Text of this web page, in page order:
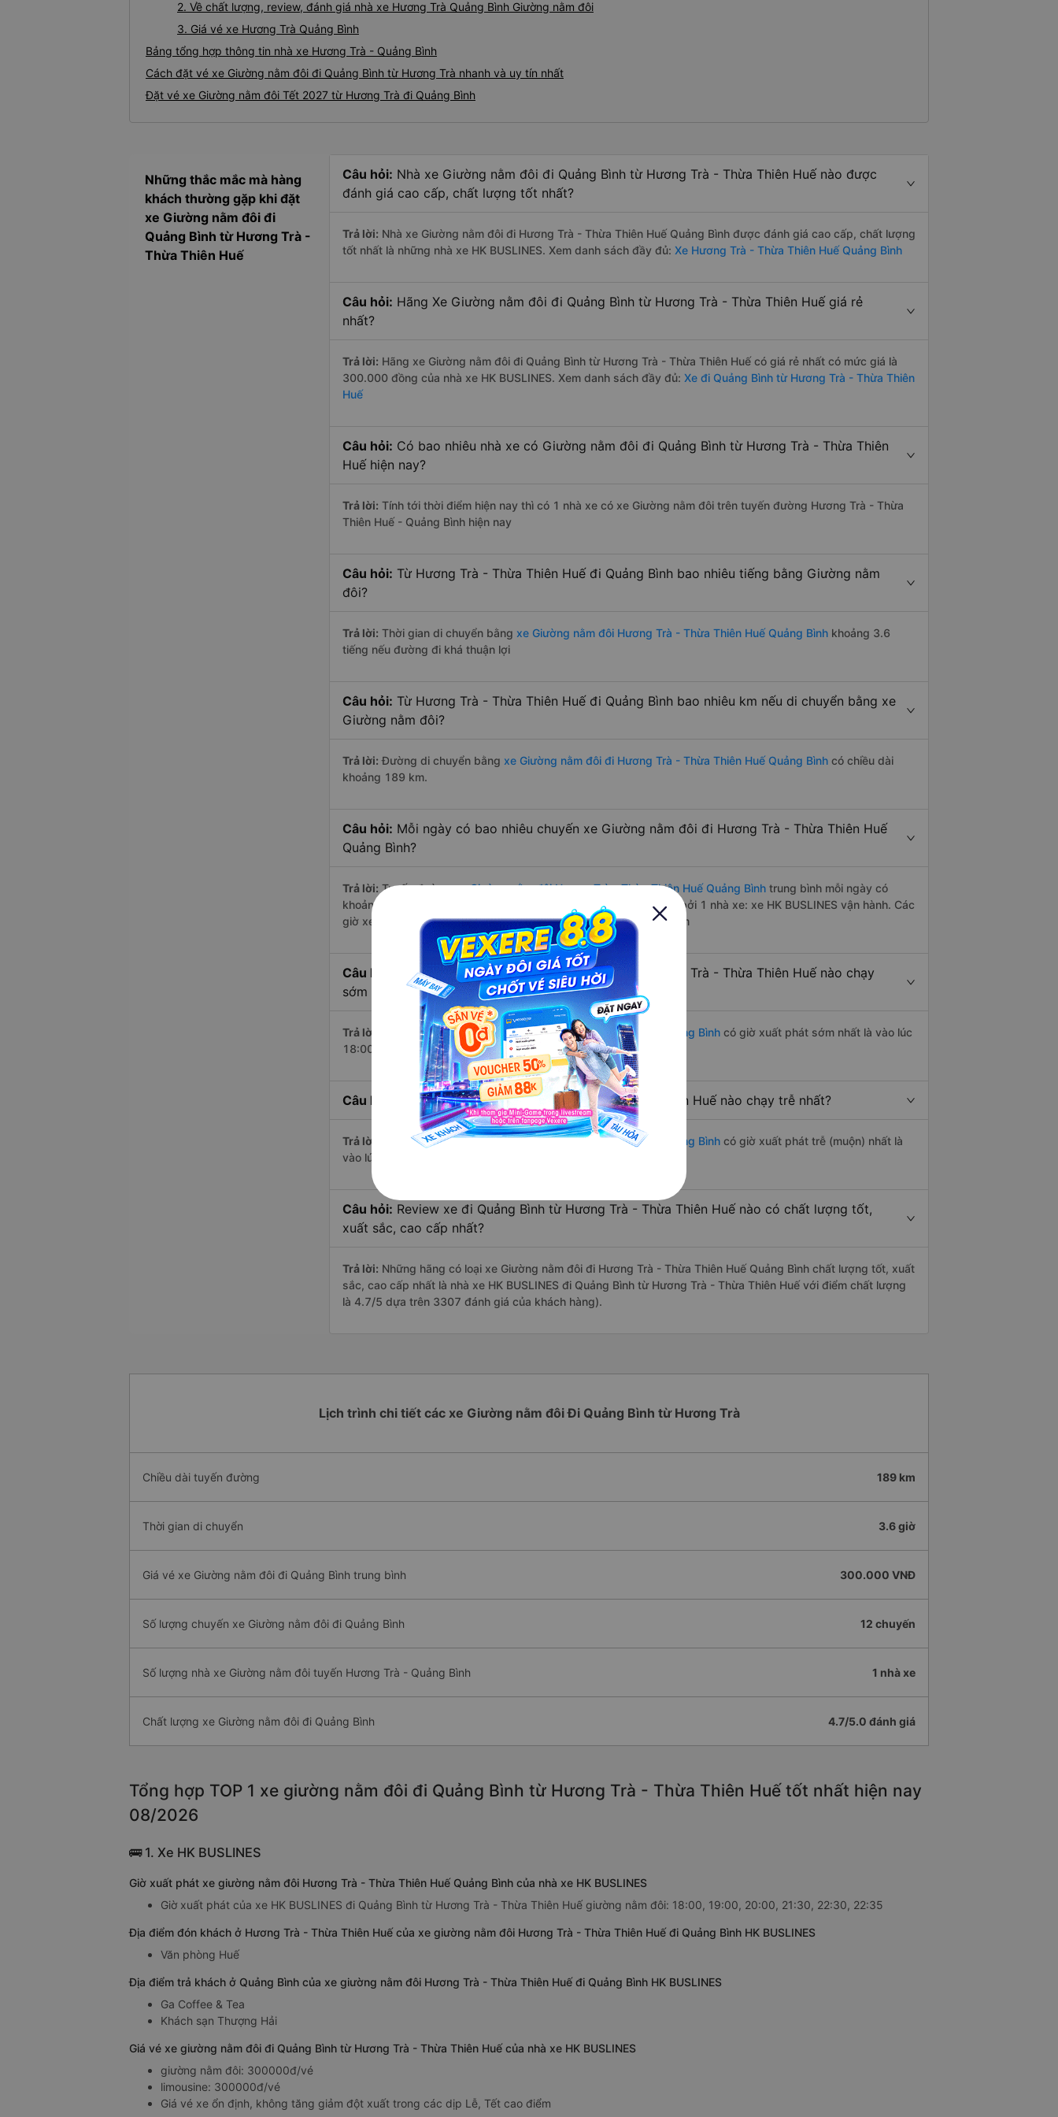
ký. Nhân viên chuyên nghiệp, Nhiệt tình, mình đánh giá 4,5
2. Về chất lượng, review, đánh giá nhà xe Hương Trà Quảng Bình Giường nằm đôi
3. Giá vé xe Hương Trà Quảng Bình
Bảng tổng hợp thông tin nhà xe Hương Trà - Quảng Bình
Cách đặt vé xe Giường nằm đôi đi Quảng Bình từ Hương Trà nhanh và uy tín nhất
Đặt vé xe Giường nằm đôi Tết 2027 từ Hương Trà đi Quảng Bình
Những thắc mắc mà hàng
khách thường gặp khi đặt
xe Giường nằm đôi đi
Quảng Bình từ Hương Trà -
Thừa Thiên Huế
Câu hỏi: Nhà xe Giường nằm đôi đi Quảng Bình từ Hương Trà - Thừa Thiên Huế nào được
đánh giá cao cấp, chất lượng tốt nhất?
Trả lời: Nhà xe Giường nằm đôi đi Hương Trà - Thừa Thiên Huế Quảng Bình được đánh giá cao cấp, chất lượng
tốt nhất là những nhà xe HK BUSLINES. Xem danh sách đầy đủ: Xe Hương Trà - Thừa Thiên Huế Quảng Bình
Câu hỏi: Hãng Xe Giường nằm đôi đi Quảng Bình từ Hương Trà - Thừa Thiên Huế giá rẻ
nhất?
Trả lời: Hãng xe Giường nằm đôi đi Quảng Bình từ Hương Trà - Thừa Thiên Huế có giá rẻ nhất có mức giá là
300.000 đồng của nhà xe HK BUSLINES. Xem danh sách đầy đủ: Xe đi Quảng Bình từ Hương Trà - Thừa Thiên
Huế
Câu hỏi: Có bao nhiêu nhà xe có Giường nằm đôi đi Quảng Bình từ Hương Trà - Thừa Thiên
Huế hiện nay?
Trả lời: Tính tới thời điểm hiện nay thì có 1 nhà xe có xe Giường nằm đôi trên tuyến đường Hương Trà - Thừa
Thiên Huế - Quảng Bình hiện nay
Câu hỏi: Từ Hương Trà - Thừa Thiên Huế đi Quảng Bình bao nhiêu tiếng bằng Giường nằm
đôi?
Trả lời: Thời gian di chuyển bằng xe Giường nằm đôi Hương Trà - Thừa Thiên Huế Quảng Bình khoảng 3.6
tiếng nếu đường đi khá thuận lợi
Câu hỏi: Từ Hương Trà - Thừa Thiên Huế đi Quảng Bình bao nhiêu km nếu di chuyển bằng xe
Giường nằm đôi?
Trả lời: Đường di chuyển bằng xe Giường nằm đôi đi Hương Trà - Thừa Thiên Huế Quảng Bình có chiều dài
khoảng 189 km.
Câu hỏi: Mỗi ngày có bao nhiêu chuyến xe Giường nằm đôi đi Hương Trà - Thừa Thiên Huế
Quảng Bình?
Trả lời: Tuyến đườngxe Giường nằm đôi Hương Trà - Thừa Thiên Huế Quảng Bình trung bình mỗi ngày có
khoảng 12 chuyến trên
bắt đầu từ 18:00 đến 22:35 bởi 1 nhà xe: xe HK BUSLINES vận hành. Các
giờ xe chạy có đầy đủ cả ban ngày, buổi trưa, buổi chiều, ban đêm
Câu hỏi:
Nhà xe Giường nằm đôi đi Quảng Bình từ Hương Trà - Thừa Thiên Huế nào chạy
sớm nhất?
Trả lời: ChuyếnGiường nằm đôi Hương Trà - Thừa Thiên Huế Quảng Bình có giờ xuất phát sớm nhất là vào lúc
18:00 là của nhà xe HK BUSLINES.
Câu hỏi: Nhà xe đi Quảng Bình từ Hương Trà - Thừa Thiên Huế nào chạy trễ nhất?
Trả lời: ChuyếnGiường nằm đôi Hương Trà - Thừa Thiên Huế Quảng Bình có giờ xuất phát trễ (muộn) nhất là
vào lúc 22:35 là của nhà xe HK BUSLINES.
Câu hỏi: Review xe đi Quảng Bình từ Hương Trà - Thừa Thiên Huế nào có chất lượng tốt,
xuất sắc, cao cấp nhất?
Trả lời: Những hãng có loại xe Giường nằm đôi đi Hương Trà - Thừa Thiên Huế Quảng Bình chất lượng tốt, xuất
sắc, cao cấp nhất là nhà xe HK BUSLINES đi Quảng Bình từ Hương Trà - Thừa Thiên Huế với điểm chất lượng
là 4.7/5 dựa trên 3307 đánh giá của khách hàng).
Lịch trình chi tiết các xe Giường nằm đôi Đi Quảng Bình từ Hương Trà
Chiều dài tuyến đường 189 km
Thời gian di chuyển 3.6 giờ
Giá vé xe Giường nằm đôi đi Quảng Bình trung bình 300.000 VNĐ
Số lượng chuyến xe Giường nằm đôi đi Quảng Bình 12 chuyến
Số lượng nhà xe Giường nằm đôi tuyến Hương Trà - Quảng Bình 1 nhà xe
Chất lượng xe Giường nằm đôi đi Quảng Bình 4.7/5.0 đánh giá
Tổng hợp TOP 1 xe giường nằm đôi đi Quảng Bình từ Hương Trà - Thừa Thiên Huế tốt nhất hiện nay
08/2026
🚌 1. Xe HK BUSLINES
Giờ xuất phát xe giường nằm đôi Hương Trà - Thừa Thiên Huế Quảng Bình của nhà xe HK BUSLINES
Giờ xuất phát của xe HK BUSLINES đi Quảng Bình từ Hương Trà - Thừa Thiên Huế giường nằm đôi: 18:00, 19:00, 20:00, 21:30, 22:30, 22:35
Địa điểm đón khách ở Hương Trà - Thừa Thiên Huế của xe giường nằm đôi Hương Trà - Thừa Thiên Huế đi Quảng Bình HK BUSLINES
Văn phòng Huế
Địa điểm trả khách ở Quảng Bình của xe giường nằm đôi Hương Trà - Thừa Thiên Huế đi Quảng Bình HK BUSLINES
Ga Coffee & Tea
Khách sạn Thượng Hải
Giá vé xe giường nằm đôi đi Quảng Bình từ Hương Trà - Thừa Thiên Huế của nhà xe HK BUSLINES
giường nằm đôi: 300000đ/vé
limousine: 300000đ/vé
Giá vé xe ổn định, không tăng giảm đột xuất trong các dịp Lễ, Tết cao điểm